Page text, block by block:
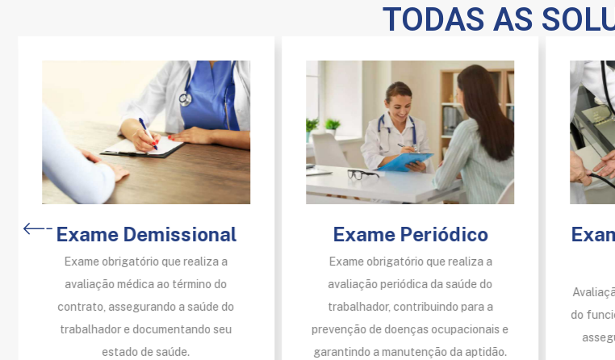
TODAS AS
Exame Demissional
Exame obrigatório que realiza a
avaliação médica ao término do
contrato, assegurando a saúde do
trabalhador e documentando seu
estado de saúde.
Exame Periódico
Exame obrigatório que realiza a
avaliação periódica da saúde do
trabalhador, contribuindo para a
prevenção de doenças ocupacionais e
garantindo a manutenção da aptidão.
do